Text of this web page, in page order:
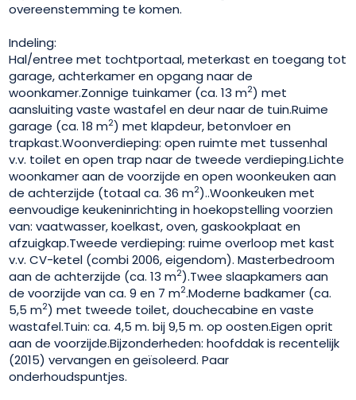
overeenstemming te komen.
Indeling:
Hal/entree met tochtportaal, meterkast en toegang tot
garage, achterkamer en opgang naar de
woonkamer.Zonnige tuinkamer (ca. 13 m2) met
aansluiting vaste wastafel en deur naar de tuin.Ruime
garage (ca. 18 m2) met klapdeur, betonvloer en
trapkast.Woonverdieping: open ruimte met tussenhal
v.v. toilet en open trap naar de tweede verdieping.Lichte
woonkamer aan de voorzijde en open woonkeuken aan
de achterzijde (totaal ca. 36 m2)..Woonkeuken met
eenvoudige keukeninrichting in hoekopstelling voorzien
van: vaatwasser, koelkast, oven, gaskookplaat en
afzuigkap.Tweede verdieping: ruime overloop met kast
v.v. CV-ketel (combi 2006, eigendom). Masterbedroom
aan de achterzijde (ca. 13 m2).Twee slaapkamers aan
de voorzijde van ca. 9 en 7 m2.Moderne badkamer (ca.
5,5 m2) met tweede toilet, douchecabine en vaste
wastafel.Tuin: ca. 4,5 m. bij 9,5 m. op oosten.Eigen oprit
aan de voorzijde.Bijzonderheden: hoofddak is recentelijk
(2015) vervangen en geïsoleerd. Paar
onderhoudspuntjes.